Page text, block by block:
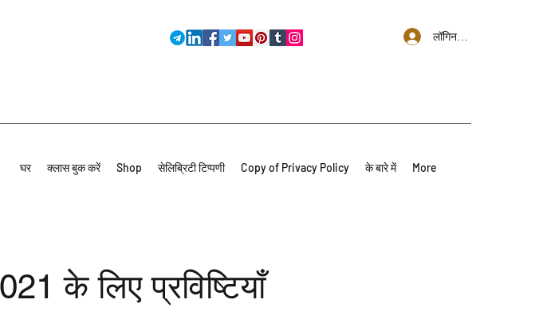
लॉगिन करें
घर क्लास बुक करें Shop सेलिब्रिटी टिप्पणी Copy of Privacy Policy के बारे में More
के लिए प्रविष्टियाँ